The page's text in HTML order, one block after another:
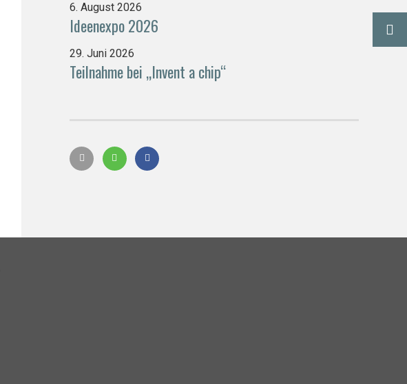
6. August 2026
Ideenexpo 2026
29. Juni 2026
Teilnahme bei „Invent a chip“